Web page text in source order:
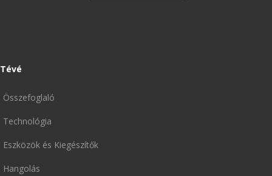
Tévé
Összefoglaló
Technológia
Eszközök és Kiegészítők
Hangolás